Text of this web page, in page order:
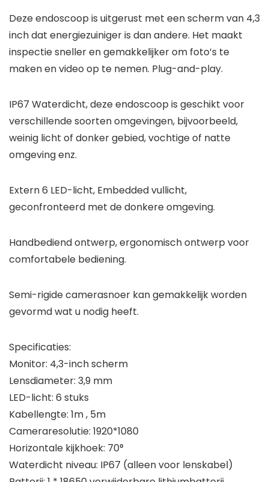
Deze endoscoop is uitgerust met een scherm van 4,3
inch dat energiezuiniger is dan andere. Het maakt
inspectie sneller en gemakkelijker om foto’s te
maken en video op te nemen. Plug-and-play.
IP67 Waterdicht, deze endoscoop is geschikt voor
verschillende soorten omgevingen, bijvoorbeeld,
weinig licht of donker gebied, vochtige of natte
omgeving enz.
Extern 6 LED-licht, Embedded vullicht,
geconfronteerd met de donkere omgeving.
Handbediend ontwerp, ergonomisch ontwerp voor
comfortabele bediening.
Semi-rigide camerasnoer kan gemakkelijk worden
gevormd wat u nodig heeft.
Specificaties:
Monitor: 4,3-inch scherm
Lensdiameter: 3,9 mm
LED-licht: 6 stuks
Kabellengte: 1m , 5m
Cameraresolutie: 1920*1080
Horizontale kijkhoek: 70°
Waterdicht niveau: IP67 (alleen voor lenskabel)